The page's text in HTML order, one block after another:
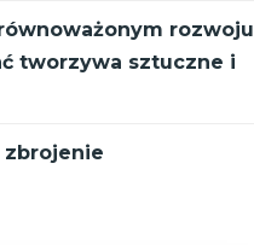
rozwoju
tworzywa sztuczne i
zbrojenie